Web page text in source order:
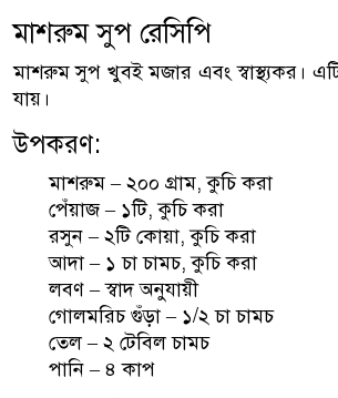
মাশরুম সুপ রেসিপি
মাশরুম সুপ খুবই মজার এবং স্বাস্থ্যকর।
যায়।
উপকরণ:
মাশরুম – ২০০ গ্রাম, কুচি করা
পেঁয়াজ – ১টি, কুচি করা
রসুন – ২টি কোয়া, কুচি করা
আদা – ১ চা চামচ, কুচি করা
লবণ – স্বাদ অনুযায়ী
গোলমরিচ গুঁড়া – ১/২ চা চামচ
তেল – ২ টেবিল চামচ
পানি – ৪ কাপ